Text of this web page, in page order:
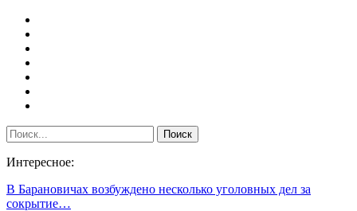
Интересное:
В Барановичах возбуждено несколько уголовных дел за
сокрытие…